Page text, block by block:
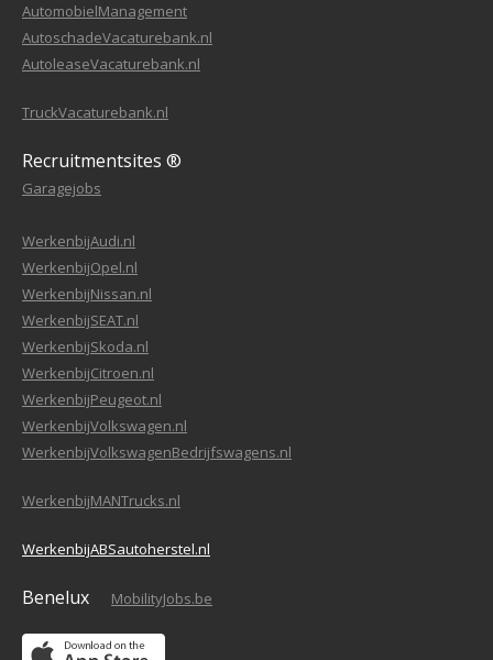
AutomobielManagement
AutoschadeVacaturebank.nl
AutoleaseVacaturebank.nl
TruckVacaturebank.nl
Recruitmentsites ®
Garagejobs
WerkenbijAudi.nl
WerkenbijOpel.nl
WerkenbijNissan.nl
WerkenbijSEAT.nl
WerkenbijSkoda.nl
WerkenbijCitroen.nl
WerkenbijPeugeot.nl
WerkenbijVolkswagen.nl
WerkenbijVolkswagenBedrijfswagens.nl
WerkenbijMANTrucks.nl
WerkenbijABSautoherstel.nl
Benelux MobilityJobs.be